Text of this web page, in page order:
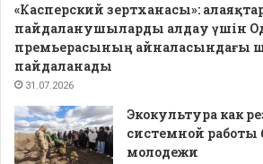
«Касперский зертханасы»:
пайдаланушыларды алдау үшін
премьерасының айналасындағы
пайдаланады
31.07.2026
Экокультура как
системной работы
молодежи